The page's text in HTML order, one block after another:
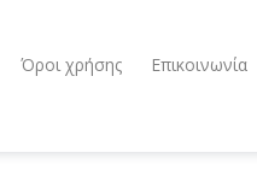
Όροι χρήσης Επικοινωνία